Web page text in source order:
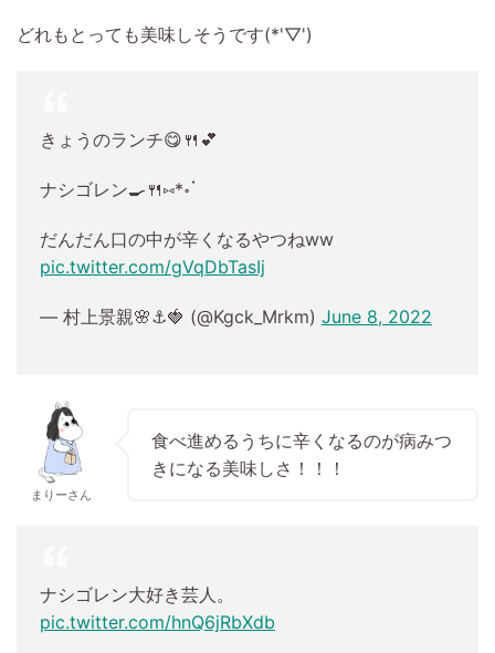
どれもとっても美味しそうです(*'▽')
きょうのランチ😋🍴💕
ナシゴレン🍳🍴⑅*॰ॱ
だんだん口の中が辛くなるやつねww
pic.twitter.com/gVqDbTasIj
— 村上景親🌸⚓🍓 (@Kgck_Mrkm) June 8, 2022
まりーさん
食べ進めるうちに辛くなるのが病みつ
きになる美味しさ！！！
ナシゴレン大好き芸人。
pic.twitter.com/hnQ6jRbXdb